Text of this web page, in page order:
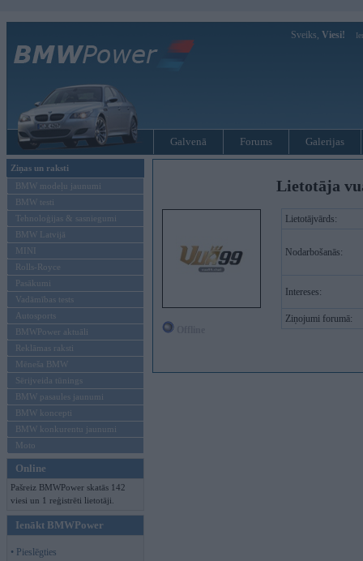
Sveiks, Viesi!
Galvenā Forums Galerijas
Ziņas un raksti
BMW modeļu jaunumi
BMW testi
Tehnoloģijas & sasniegumi
BMW Latvijā
MINI
Rolls-Royce
Pasākumi
Vadāmības tests
Autosports
BMWPower aktuāli
Reklāmas raksti
Mēneša BMW
Sērijveida tūnings
BMW pasaules jaunumi
BMW koncepti
BMW konkurentu jaunumi
Moto
Online
Pašreiz BMWPower skatās 142
viesi un 1 reģistrēti lietotāji.
Ienākt BMWPower
• Pieslēgties
Lietotāja
Lietotājvārds:
Nodarbošanās:
Intereses:
Ziņojumi forumā: